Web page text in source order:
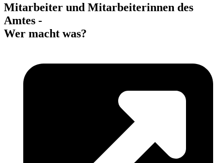
Mitarbeiter und Mitarbeiterinnen des
Amtes -
Wer macht was?